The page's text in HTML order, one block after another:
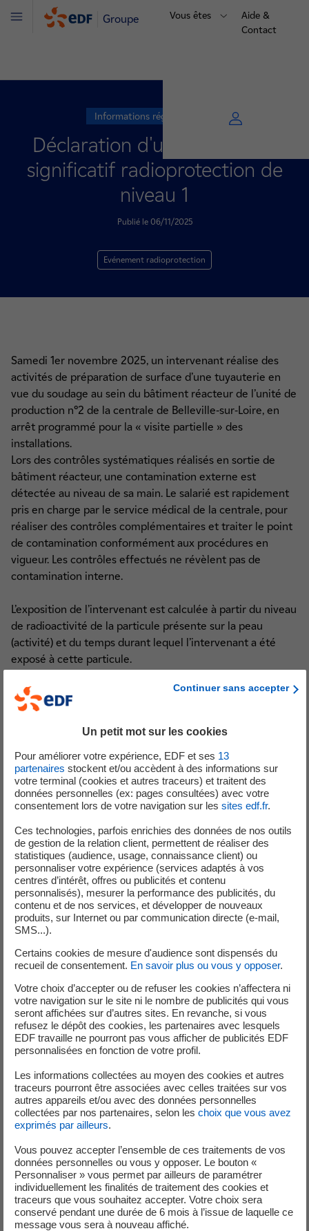
Groupe Vous êtes
Aide &
Contact
Menu
Informations réglementaires
Déclaration d'un événement
significatif radioprotection de
niveau 1
Publié le 06/11/2025
Evénement radioprotection
Samedi 1er novembre 2025, un intervenant réalise des
activités de préparation de surface d’une tuyauterie en
vue du soudage au sein du bâtiment réacteur de l’unité de
production n°2 de la centrale de Belleville-sur-Loire, en
arrêt programmé pour la « visite partielle » des
installations.
Lors des contrôles systématiques réalisés en sortie de
bâtiment réacteur, une contamination externe est
détectée au niveau de sa main. Le salarié est rapidement
pris en charge par le service médical de la centrale, pour
réaliser des contrôles complémentaires et traiter le point
de contamination conformément aux procédures en
vigueur. Les contrôles effectués ne révèlent pas de
contamination interne.
L’exposition de l’intervenant est calculée à partir du niveau
de radioactivité de la particule présente sur la peau
(activité) et du temps durant lequel l’intervenant a été
exposé à cette particule.
conservative, prenant en compte un temps d’exposition
majoré, et a conduit à estimer la dose intégrée par la peau
Cette exposition représente un potentiel dépassement du
quart de la limite réglementaire annuelle dite "dose peau"
fixée à 500 mSv pour une surface de 1 cm² de peau. La
dose équivalente reçue par l’intervenant pour le corps
entier est quant à elle très faible, plus de 870 fois
inférieure à la limite annuelle réglementaire qui est de 20
mSv pour le corps entier.
Cette exposition est sans conséquence pour la santé du
salarié, qui bénéficie par ailleurs du suivi médical adapté à
tous les intervenants travaillant en zone contrôlée.
Dès la détection de la contamination, des contrôles ont
été réalisés dans la zone de travail de l’intervenant. Ils
n’ont montré aucune trace de contamination particulière.
Aucun autre salarié présent au même moment dans le
bâtiment réacteur n’a été détecté contaminé par les
portiques de contrôles lors de leur sortie de la zone
nucléaire.
La direction de la centrale nucléaire de Belleville-sur-Loire
a déclaré cet événement le 6 novembre 2025 auprès de
l’Autorité de sûreté nucléaire et de radioprotection,
comme événement significatif radioprotection de niveau
1 sur l’échelle INES, qui comporte 7 niveaux, en raison du
dépassement potentiel du quart de la limite
réglementaire annuelle pour la dose cutanée.
Continuer sans accepter
Un petit mot sur les cookies
Pour améliorer votre expérience, EDF et ses 13
partenaires stockent et/ou accèdent à des informations sur
votre terminal (cookies et autres traceurs) et traitent des
données personnelles (ex: pages consultées) avec votre
consentement lors de votre navigation sur les sites edf.fr.
Ces technologies, parfois enrichies des données de nos outils
de gestion de la relation client, permettent de réaliser des
statistiques (audience, usage, connaissance client) ou
personnaliser votre expérience (services adaptés à vos
centres d’intérêt, offres ou publicités et contenu
personnalisés), mesurer la performance des publicités, du
contenu et de nos services, et développer de nouveaux
produits, sur Internet ou par communication directe (e-mail,
SMS...).
Certains cookies de mesure d'audience sont dispensés du
recueil de consentement. En savoir plus ou vous y opposer.
Votre choix d’accepter ou de refuser les cookies n’affectera ni
votre navigation sur le site ni le nombre de publicités qui vous
seront affichées sur d’autres sites. En revanche, si vous
refusez le dépôt des cookies, les partenaires avec lesquels
EDF travaille ne pourront pas vous afficher de publicités EDF
personnalisées en fonction de votre profil.
Les informations collectées au moyen des cookies et autres
traceurs pourront être associées avec celles traitées sur vos
autres appareils et/ou avec des données personnelles
collectées par nos partenaires, selon les choix que vous avez
exprimés par ailleurs.
Vous pouvez accepter l’ensemble de ces traitements de vos
données personnelles ou vous y opposer. Le bouton «
Personnaliser » vous permet par ailleurs de paramétrer
individuellement les finalités de traitement des cookies et
traceurs que vous souhaitez accepter. Votre choix sera
conservé pendant une durée de 6 mois à l’issue de laquelle ce
message vous sera à nouveau affiché.